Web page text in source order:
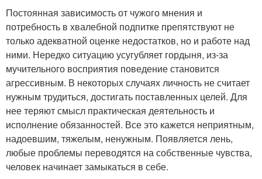
Постоянная зависимость от чужого мнения и
потребность в хвалебной подпитке препятствуют не
только адекватной оценке недостатков, но и работе над
ними. Нередко ситуацию усугубляет гордыня, из-за
мучительного восприятия поведение становится
агрессивным. В некоторых случаях личность не считает
нужным трудиться, достигать поставленных целей. Для
нее теряют смысл практическая деятельность и
исполнение обязанностей. Все это кажется неприятным,
надоевшим, тяжелым, ненужным. Появляется лень,
любые проблемы переводятся на собственные чувства,
человек начинает замыкаться в себе.